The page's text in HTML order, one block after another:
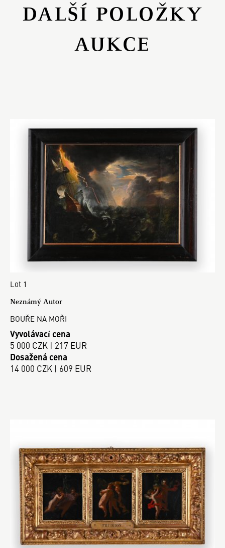
DALŠÍ POLOŽKY
AUKCE
Lot 1
Neznámý Autor
BOUŘE NA MOŘI
Vyvolávací cena
5 000 CZK | 217 EUR
Dosažená cena
14 000 CZK | 609 EUR